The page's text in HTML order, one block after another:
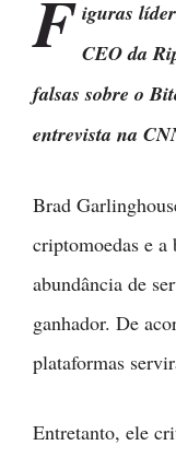
F iguras
CEO da
falsas sobre o
entrevista na
Brad
criptomoedas e
abundância de
ganhador. De
plataformas
Entretanto, ele